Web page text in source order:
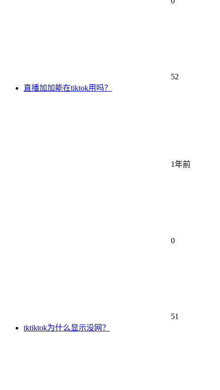
52
直播加加能在tiktok用吗？
1年前
0
51
tktiktok为什么显示没网？